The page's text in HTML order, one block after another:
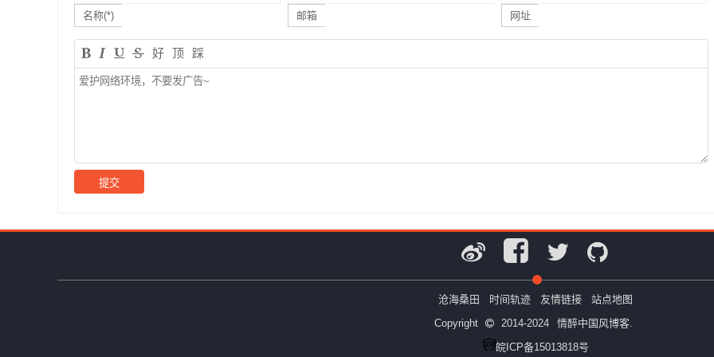
名称(*) 邮箱 网址
好 顶 踩
沧海桑田 时间轨迹 友情链接
站点地图
Copyright
2014-2024
情醉中国风博客.
皖ICP备15013818号